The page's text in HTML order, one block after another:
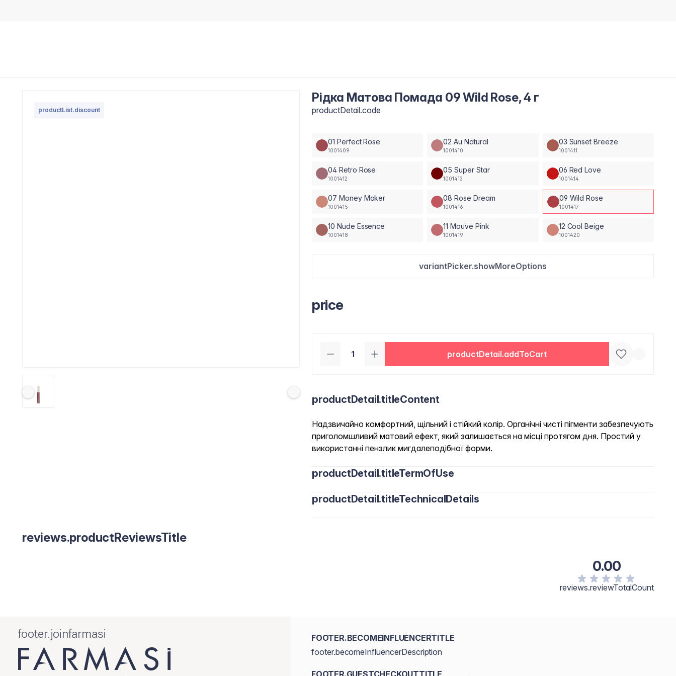
productList.discount
Рідка Матова Помада 09 Wild Rose, 4 г
productDetail.code
01 Perfect Rose
1001409
02 Au Natural
1001410
03 Sunset Breeze
1001411
04 Retro Rose
1001412
05 Super Star
1001413
06 Red Love
1001414
07 Money Maker
1001415
08 Rose Dream
1001416
09 Wild Rose
1001417
10 Nude Essence
1001418
11 Mauve Pink
1001419
12 Cool Beige
1001420
variantPicker.showMoreOptions
price
productDetail.addToCart
productDetail.titleContent
Надзвичайно комфортний, щільний і стійкий колір. Органічні чисті пігменти забезпечують
приголомшливий матовий ефект, який залишається на місці протягом дня. Простий у
використанні пензлик мигдалеподібної форми.
productDetail.titleTermOfUse
productDetail.titleTechnicalDetails
reviews.productReviewsTitle
0.00
reviews.reviewTotalCount
footer.joinfarmasi
FOOTER.BECOMEINFLUENCERTITLE
footer.becomeInfluencerDescription
FOOTER.GUESTCHECKOUTTITLE